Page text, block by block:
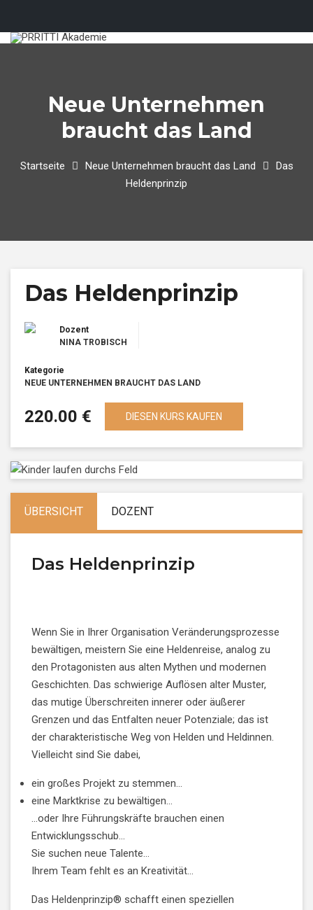
Skip
Neue Unternehmen
braucht das Land
Startseite Neue Unternehmen braucht das Land
Das
Heldenprinzip
Das Heldenprinzip
Dozent
NINA TROBISCH
Kategorie
NEUE UNTERNEHMEN BRAUCHT DAS LAND
220.00 € DIESEN KURS KAUFEN
ÜBERSICHT DOZENT
Das Heldenprinzip
Wenn Sie in Ihrer Organisation Veränderungsprozesse
bewältigen, meistern Sie eine Heldenreise, analog zu
den Protagonisten aus alten Mythen und modernen
Geschichten. Das schwierige Auflösen alter Muster,
das mutige Überschreiten innerer oder äußerer
Grenzen und das Entfalten neuer Potenziale; das ist
der charakteristische Weg von Helden und Heldinnen.
Vielleicht sind Sie dabei,
ein großes Projekt zu stemmen…
eine Marktkrise zu bewältigen…
…oder Ihre Führungskräfte brauchen einen
Entwicklungsschub…
Sie suchen neue Talente…
Ihrem Team fehlt es an Kreativität…
Das Heldenprinzip® schafft einen speziellen